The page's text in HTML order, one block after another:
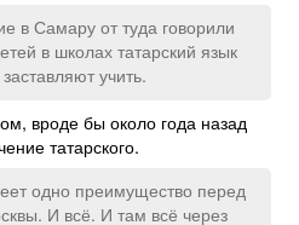
в Самару от туда говорили
в школах татарский язык
учить.
вроде бы около года назад
татарского.
одно преимущество перед
И всё. И там всё через